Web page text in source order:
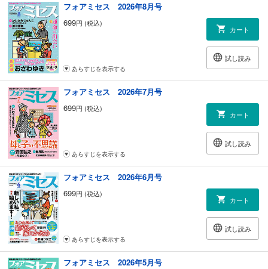
フォアミセス 2026年8月号
699円 (税込)
カート
試し読み
あらすじを表示する
フォアミセス 2026年7月号
699円 (税込)
カート
試し読み
あらすじを表示する
フォアミセス 2026年6月号
699円 (税込)
カート
試し読み
あらすじを表示する
フォアミセス 2026年5月号